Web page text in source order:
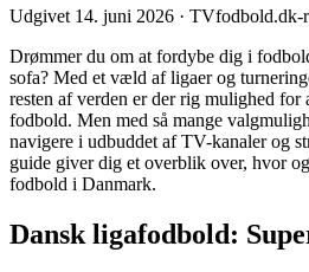
Udgivet 14. juni 2026 · TVfodbold.dk-
Drømmer du om at fordybe dig i
sofa? Med et væld af ligaer og
resten af verden er der rig mulighed for
fodbold. Men med så mange
navigere i udbuddet af TV-kanaler og
guide giver dig et overblik over, hvor
fodbold i Danmark.
Dansk ligafodbold: